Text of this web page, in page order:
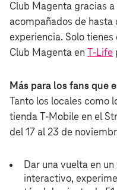
Club Magenta gracias
acompañados de
experiencia. Solo
Club Magenta en T-Life
Más para los fans que
Tanto los locales como
tienda T‑Mobile en el
del 17 al 23 de
Dar una vuelta en
interactivo,